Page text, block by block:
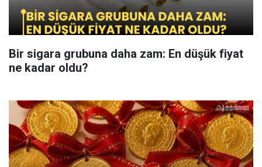
Bir sigara grubuna daha zam: En düşük fiyat
ne kadar oldu?